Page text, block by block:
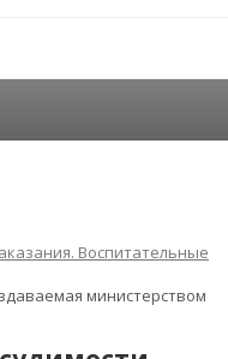
Воспитательные
министерством